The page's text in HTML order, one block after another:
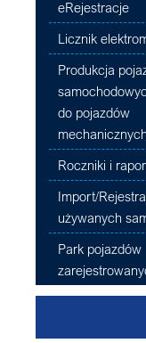
eRejestracje
Licznik
Produkcja
do pojazdów
Roczniki i
Import/
używanych
Park pojazdów